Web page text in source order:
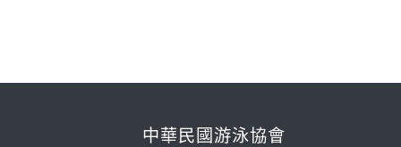
中華民國游泳協會